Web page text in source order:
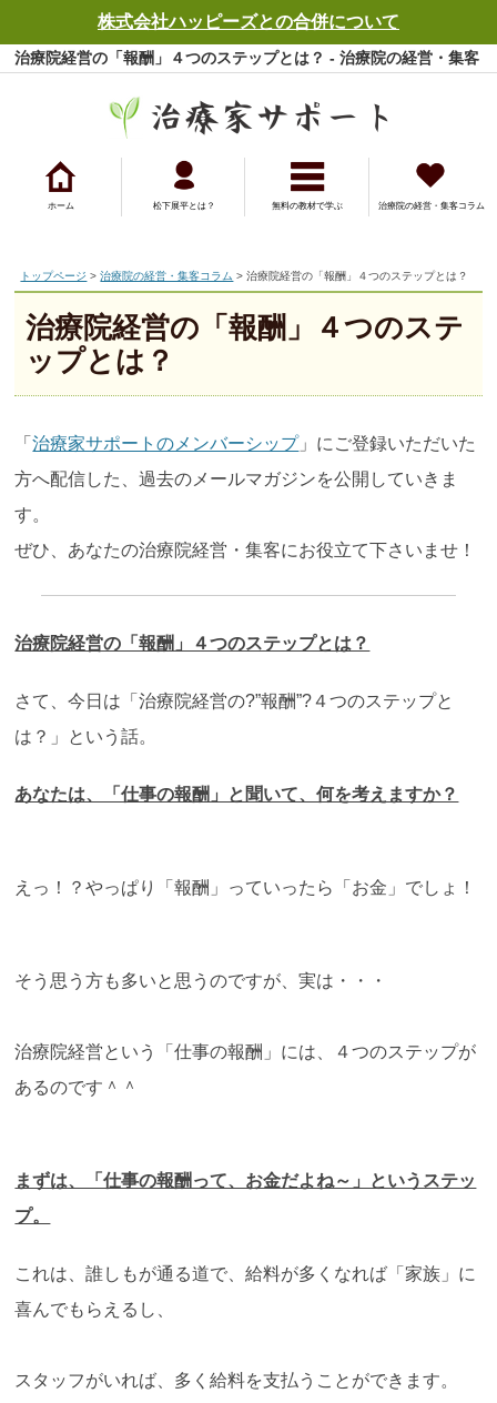
治療院経営の「報酬」４つのステップとは？ - 治療院の経営・集客
ホーム 松下展平とは？ 無料の教材で学ぶ 治療院の経営・集客コラム
トップページ >治療院の経営・集客コラム > 治療院経営の「報酬」４つのステップとは？
治療院経営の「報酬」４つのステ
ップとは？
「治療家サポートのメンバーシップ」にご登録いただいた
方へ配信した、過去のメールマガジンを公開していきま
す。
ぜひ、あなたの治療院経営・集客にお役立て下さいませ！
治療院経営の「報酬」４つのステップとは？
さて、今日は「治療院経営の?”報酬”?４つのステップと
は？」という話。
あなたは、「仕事の報酬」と聞いて、何を考えますか？
えっ！？やっぱり「報酬」っていったら「お金」でしょ！
そう思う方も多いと思うのですが、実は・・・
治療院経営という「仕事の報酬」には、４つのステップが
あるのです＾＾
まずは、「仕事の報酬って、お金だよね～」というステッ
プ。
これは、誰しもが通る道で、給料が多くなれば「家族」に
喜んでもらえるし、
スタッフがいれば、多く給料を支払うことができます。
株式会社ハッピーズとの合併について